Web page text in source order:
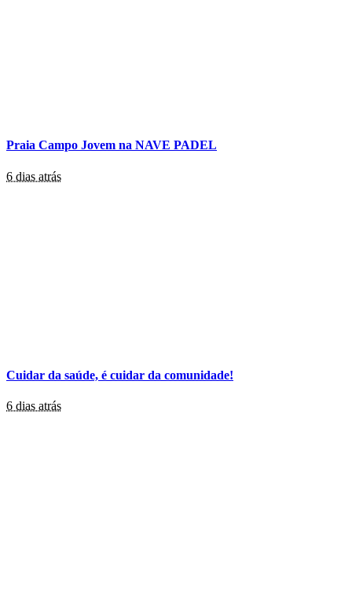
Praia Campo Jovem na NAVE PADEL
6 dias atrás
Cuidar da saúde, é cuidar da comunidade!
6 dias atrás